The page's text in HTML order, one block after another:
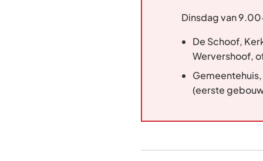
Dinsdag van
De Schoof,
Wervershoof,
(eerste